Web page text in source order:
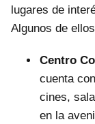
lugares de
Algunos de
Centro
cuenta
cines,
en la